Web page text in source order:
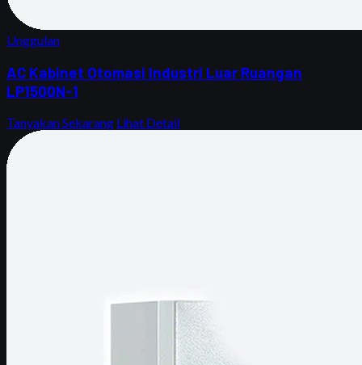
Unggulan
AC Kabinet Otomasi Industri Luar Ruangan
LP1500N-1
Tanyakan Sekarang Lihat Detail